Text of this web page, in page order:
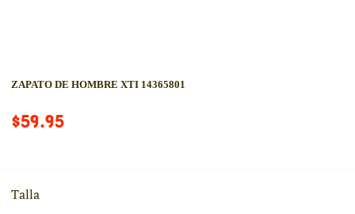
ZAPATO DE HOMBRE XTI 14365801
$59.95
Talla